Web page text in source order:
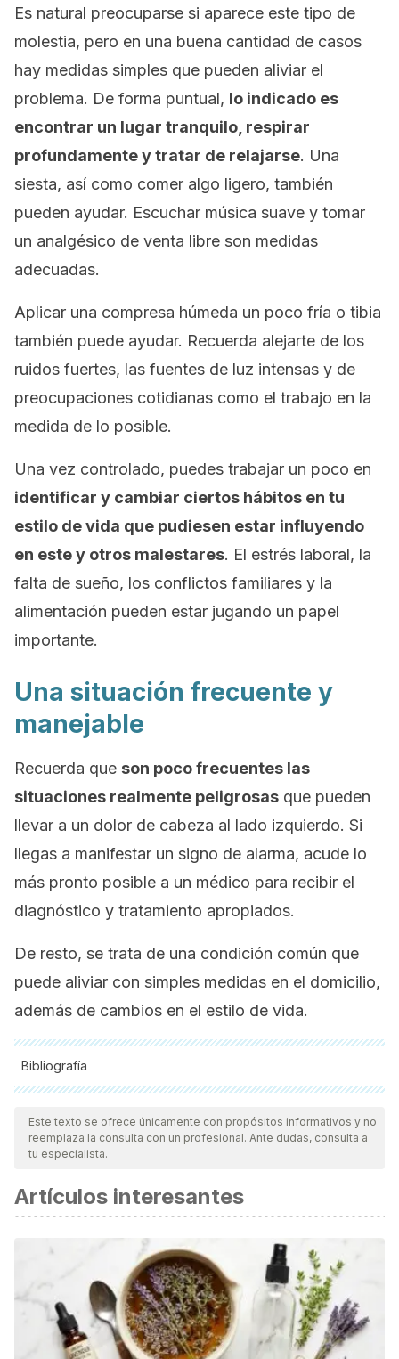
Es natural preocuparse si aparece este tipo de
molestia, pero en una buena cantidad de casos
hay medidas simples que pueden aliviar el
problema. De forma puntual, lo indicado es
encontrar un lugar tranquilo, respirar
profundamente y tratar de relajarse. Una
siesta, así como comer algo ligero, también
pueden ayudar. Escuchar música suave y tomar
un analgésico de venta libre son medidas
adecuadas.
Aplicar una compresa húmeda un poco fría o tibia
también puede ayudar. Recuerda alejarte de los
ruidos fuertes, las fuentes de luz intensas y de
preocupaciones cotidianas como el trabajo en la
medida de lo posible.
Una vez controlado, puedes trabajar un poco en
identificar y cambiar ciertos hábitos en tu
estilo de vida que pudiesen estar influyendo
en este y otros malestares. El estrés laboral, la
falta de sueño, los conflictos familiares y la
alimentación pueden estar jugando un papel
importante.
Una situación frecuente y
manejable
Recuerda que son poco frecuentes las
situaciones realmente peligrosas que pueden
llevar a un dolor de cabeza al lado izquierdo. Si
llegas a manifestar un signo de alarma, acude lo
más pronto posible a un médico para recibir el
diagnóstico y tratamiento apropiados.
De resto, se trata de una condición común que
puede aliviar con simples medidas en el domicilio,
además de cambios en el estilo de vida.
Bibliografía
Todas las fuentes citadas fueron revisadas a profundidad por
nuestro equipo, para asegurar su calidad, confiabilidad,
vigencia y validez.La bibliografía de este artículo fue
científica.
Clínica Mayo. (26 de enero de 2022). Neuralgia del
trigémino. Disponible en: https://www.mayoclinic.org/es-
es/diseases-conditions/trigeminal-neuralgia/symptoms-
causes/syc-20353344.
Korabelnikova, E. A., Danilov, A. B., Danilov, A. B.,
Vorobyeva, Y. D., Latysheva, N. V., & Artemenko, A. R.
Este texto se ofrece únicamente con propósitos informativos y no
reemplaza la consulta con un profesional. Ante dudas, consulta a
tu especialista.
Artículos interesantes